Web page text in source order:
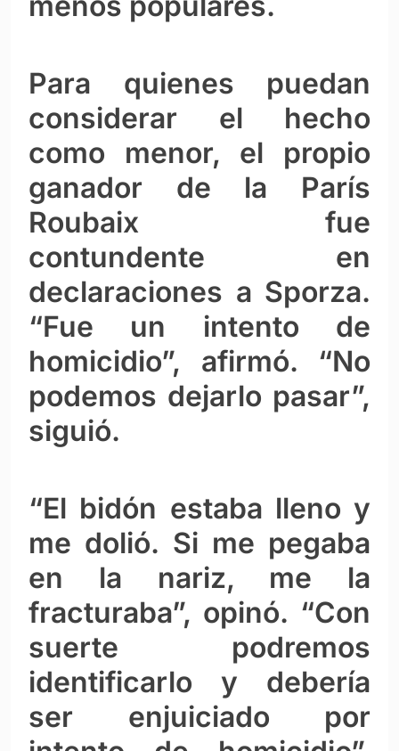
Para quienes puedan
considerar el hecho
como menor, el propio
ganador de la París
Roubaix fue
contundente en
declaraciones a Sporza.
“Fue un intento de
homicidio”, afirmó. “No
podemos dejarlo pasar”,
siguió.
“El bidón estaba lleno y
me dolió. Si me pegaba
en la nariz, me la
fracturaba”, opinó. “Con
suerte podremos
identificarlo y debería
ser enjuiciado por